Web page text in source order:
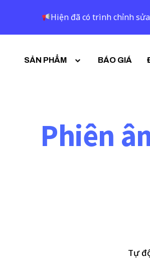
SẢN PHẨM BÁO GIÁ
Phiên
Tự
Hiện đã có trình chỉnh